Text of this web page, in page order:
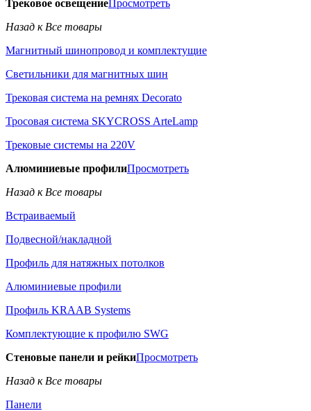
Трековое освещениеПросмотреть
Назад к Все товары
Магнитный шинопровод и комплектущие
Светильники для магнитных шин
Трековая система на ремнях Decorato
Тросовая система SKYCROSS ArteLamp
Трековые системы на 220V
Алюминиевые профилиПросмотреть
Назад к Все товары
Встраиваемый
Подвесной/накладной
Профиль для натяжных потолков
Алюминиевые профили
Профиль KRAAB Systems
Комплектующие к профилю SWG
Стеновые панели и рейкиПросмотреть
Назад к Все товары
Панели